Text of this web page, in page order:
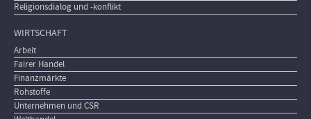
Religionsdialog und -konflikt
WIRTSCHAFT
Arbeit
Fairer Handel
Finanzmärkte
Rohstoffe
Unternehmen und CSR